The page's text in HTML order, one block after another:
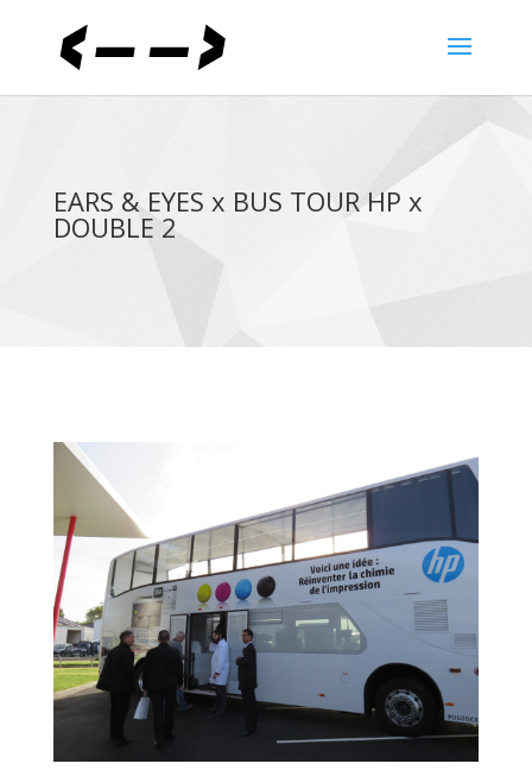
EARS & EYES x BUS TOUR HP x
DOUBLE 2